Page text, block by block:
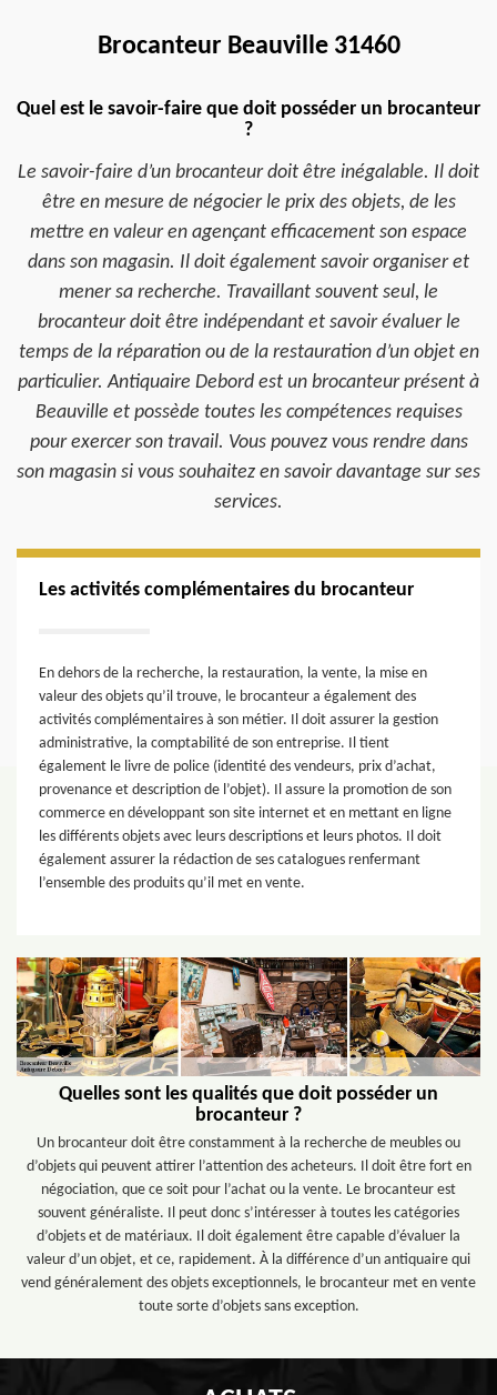
Brocanteur Beauville 31460
Quel est le savoir-faire que doit posséder un brocanteur
?
Le savoir-faire d’un brocanteur doit être inégalable. Il doit
être en mesure de négocier le prix des objets, de les
mettre en valeur en agençant efficacement son espace
dans son magasin. Il doit également savoir organiser et
mener sa recherche. Travaillant souvent seul, le
brocanteur doit être indépendant et savoir évaluer le
temps de la réparation ou de la restauration d’un objet en
particulier. Antiquaire Debord est un brocanteur présent à
Beauville et possède toutes les compétences requises
pour exercer son travail. Vous pouvez vous rendre dans
son magasin si vous souhaitez en savoir davantage sur ses
services.
Les activités complémentaires du brocanteur
En dehors de la recherche, la restauration, la vente, la mise en
valeur des objets qu’il trouve, le brocanteur a également des
activités complémentaires à son métier. Il doit assurer la gestion
administrative, la comptabilité de son entreprise. Il tient
également le livre de police (identité des vendeurs, prix d’achat,
provenance et description de l’objet). Il assure la promotion de son
commerce en développant son site internet et en mettant en ligne
les différents objets avec leurs descriptions et leurs photos. Il doit
également assurer la rédaction de ses catalogues renfermant
l’ensemble des produits qu’il met en vente.
Quelles sont les qualités que doit posséder un
brocanteur ?
Un brocanteur doit être constamment à la recherche de meubles ou
d’objets qui peuvent attirer l’attention des acheteurs. Il doit être fort en
négociation, que ce soit pour l’achat ou la vente. Le brocanteur est
souvent généraliste. Il peut donc s’intéresser à toutes les catégories
d’objets et de matériaux. Il doit également être capable d’évaluer la
valeur d’un objet, et ce, rapidement. À la différence d’un antiquaire qui
vend généralement des objets exceptionnels, le brocanteur met en vente
toute sorte d’objets sans exception.